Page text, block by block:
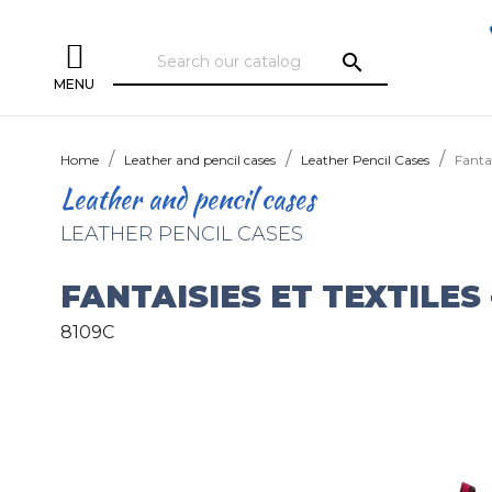
MENU
search
Home Leather and pencil cases Leather Pencil Cases
Leather and pencil cases
LEATHER PENCIL CASES
FANTAISIES ET
8109C